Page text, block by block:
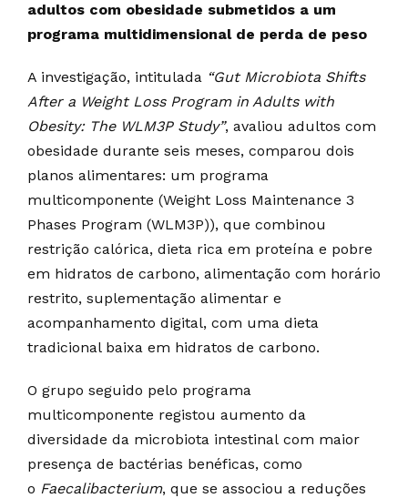
adultos com obesidade submetidos a um
programa multidimensional de perda de peso
A investigação, intitulada “Gut Microbiota Shifts
After a Weight Loss Program in Adults with
Obesity: The WLM3P Study”, avaliou adultos com
obesidade durante seis meses, comparou dois
planos alimentares: um programa
multicomponente (Weight Loss Maintenance 3
Phases Program (WLM3P)), que combinou
restrição calórica, dieta rica em proteína e pobre
em hidratos de carbono, alimentação com horário
restrito, suplementação alimentar e
acompanhamento digital, com uma dieta
tradicional baixa em hidratos de carbono.
O grupo seguido pelo programa
multicomponente registou aumento da
diversidade da microbiota intestinal com maior
presença de bactérias benéficas, como
o Faecalibacterium, que se associou a reduções